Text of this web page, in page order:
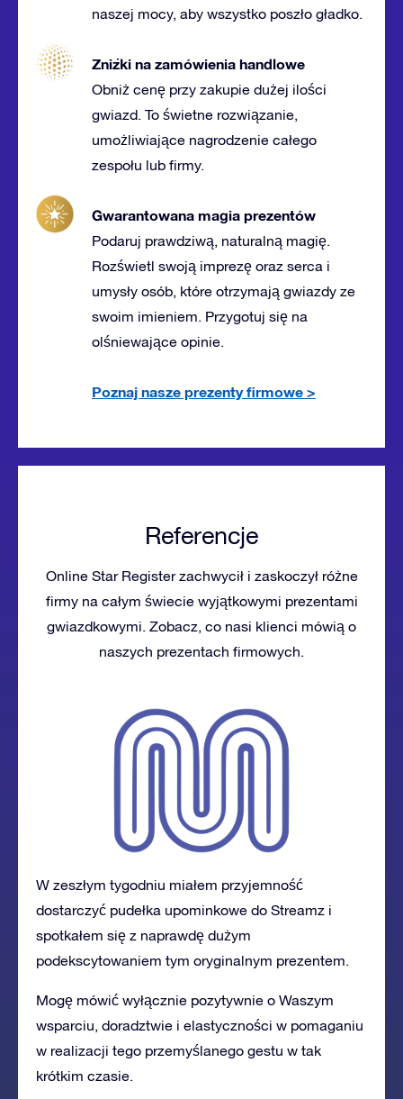
naszej mocy, aby wszystko poszło gładko.
Zniżki na zamówienia handlowe
Obniż cenę przy zakupie dużej ilości
gwiazd. To świetne rozwiązanie,
umożliwiające nagrodzenie całego
zespołu lub firmy.
Gwarantowana magia prezentów
Podaruj prawdziwą, naturalną magię.
Rozświetl swoją imprezę oraz serca i
umysły osób, które otrzymają gwiazdy ze
swoim imieniem. Przygotuj się na
olśniewające opinie.
Poznaj nasze prezenty firmowe >
Referencje
Online Star Register zachwycił i zaskoczył różne
firmy na całym świecie wyjątkowymi prezentami
gwiazdkowymi. Zobacz, co nasi klienci mówią o
naszych prezentach firmowych.
W zeszłym tygodniu miałem przyjemność
dostarczyć pudełka upominkowe do Streamz i
spotkałem się z naprawdę dużym
podekscytowaniem tym oryginalnym prezentem.
Mogę mówić wyłącznie pozytywnie o Waszym
wsparciu, doradztwie i elastyczności w pomaganiu
w realizacji tego przemyślanego gestu w tak
krótkim czasie.